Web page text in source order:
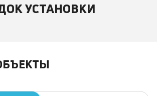
УСТАНОВКИ